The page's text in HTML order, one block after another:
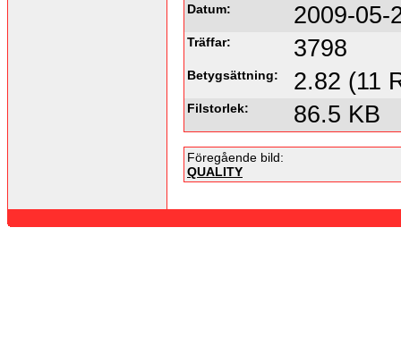
Datum: 2009-05-
Träffar: 3798
Betygsättning: 2.82 (11
Filstorlek: 86.5 KB
Föregående bild:
QUALITY